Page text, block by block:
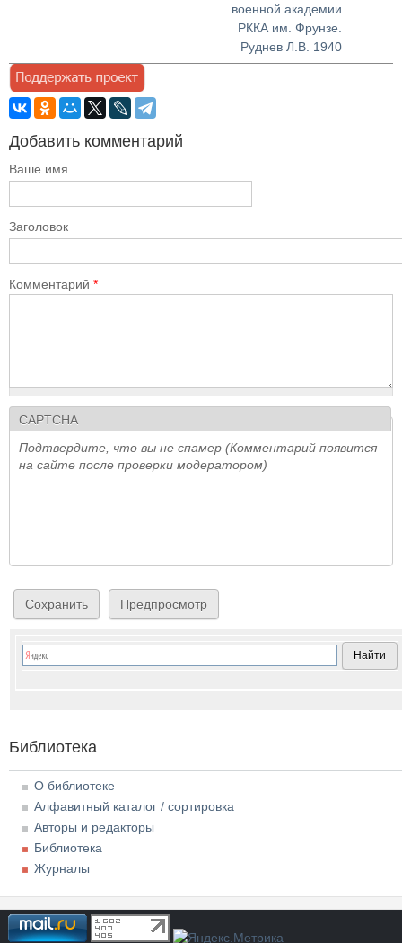
военной академии
РККА им. Фрунзе.
Руднев Л.В. 1940
Добавить комментарий
Ваше имя
Заголовок
Комментарий *
CAPTCHA
Подтвердите, что вы не спамер (Комментарий появится
на сайте после проверки модератором)
Библиотека
О библиотеке
Алфавитный каталог / сортировка
Авторы и редакторы
Библиотека
Журналы